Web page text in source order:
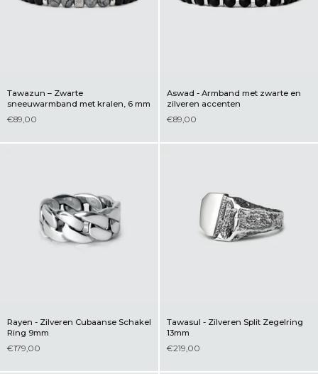
Tawazun – Zwarte
sneeuwarmband met kralen, 6 mm
€89,00
Aswad - Armband met zwarte en
zilveren accenten
€89,00
Rayen - Zilveren Cubaanse Schakel
Ring 9mm
€179,00
Tawasul - Zilveren Split Zegelring
13mm
€219,00